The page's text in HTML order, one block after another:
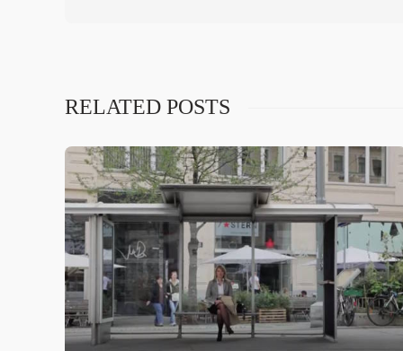
RELATED POSTS